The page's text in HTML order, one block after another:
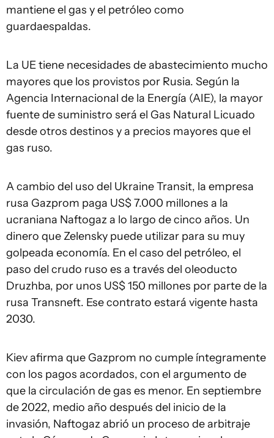
mantiene el gas y el petróleo como
guardaespaldas.
La UE tiene necesidades de abastecimiento mucho
mayores que los provistos por Rusia. Según la
Agencia Internacional de la Energía (AIE), la mayor
fuente de suministro será el Gas Natural Licuado
desde otros destinos y a precios mayores que el
gas ruso.
A cambio del uso del Ukraine Transit, la empresa
rusa Gazprom paga US$ 7.000 millones a la
ucraniana Naftogaz a lo largo de cinco años. Un
dinero que Zelensky puede utilizar para su muy
golpeada economía. En el caso del petróleo, el
paso del crudo ruso es a través del oleoducto
Druzhba, por unos US$ 150 millones por parte de la
rusa Transneft. Ese contrato estará vigente hasta
2030.
Kiev afirma que Gazprom no cumple íntegramente
con los pagos acordados, con el argumento de
que la circulación de gas es menor. En septiembre
de 2022, medio año después del inicio de la
invasión, Naftogaz abrió un proceso de arbitraje